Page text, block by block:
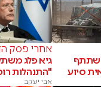
סיוע
אחרי פסק
גיא פלג
"התנהלות
אבי יעקב